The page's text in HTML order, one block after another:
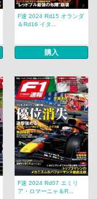
F速 2024 Rd15 オランダ
＆Rd16 イタ...
購入
F速 2024 Rd07 エミリ
ア・ロマーニャ＆R...